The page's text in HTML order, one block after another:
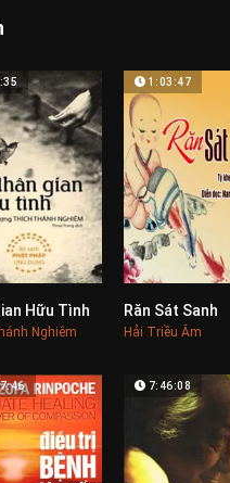
0
Hữu Tình
Nghiêm
1:03:47
Răn Sát Sanh
Hải Triều Âm
7:46:08